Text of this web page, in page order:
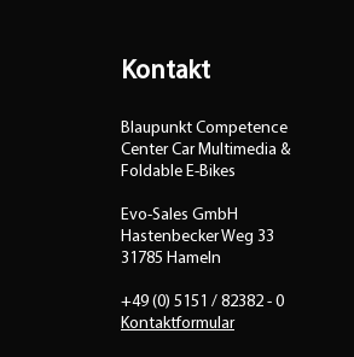
Kontakt
Blaupunkt Competence
Center Car Multimedia &
Foldable E-Bikes
Evo-Sales GmbH
Hastenbecker Weg 33
31785 Hameln
+49 (0) 5151 / 82382 - 0
Kontaktformular